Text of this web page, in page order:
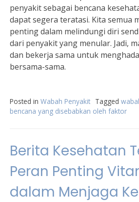
penyakit sebagai bencana
dapat segera teratasi. Kita semua
penting dalam melindungi diri
dari penyakit yang menular. Jadi,
dan bekerja sama untuk
bersama-sama.
Posted in Wabah Penyakit Tagged
bencana yang disebabkan oleh faktor
Berita Kesehatan
Peran Penting
dalam Menjaga